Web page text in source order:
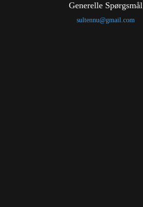
Generelle Spørgsmål
sultennu@gmail.com